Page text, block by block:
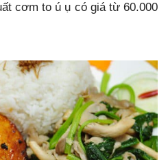
cơm to ú ụ có giá từ 60.000